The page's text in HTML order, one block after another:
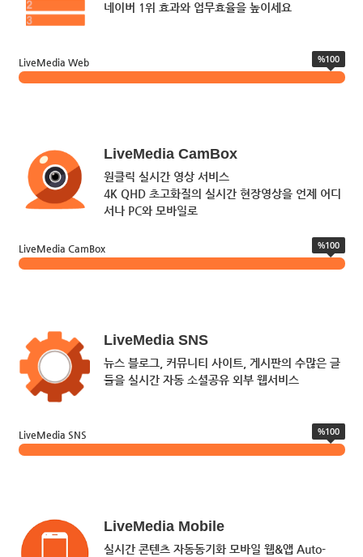
네이버 1위 효과와 업무효율을 높이세요
LiveMedia Web %100
LiveMedia CamBox
원클릭 실시간 영상 서비스
4K QHD 초고화질의 실시간 현장영상을 언제 어디
서나 PC와 모바일로
LiveMedia CamBox %100
LiveMedia SNS
뉴스 블로그, 커뮤니티 사이트, 게시판의 수많은 글
들을 실시간 자동 소셜공유 외부 웹서비스
LiveMedia SNS %100
LiveMedia Mobile
실시간 콘텐츠 자동동기화 모바일 웹&앱 Auto-